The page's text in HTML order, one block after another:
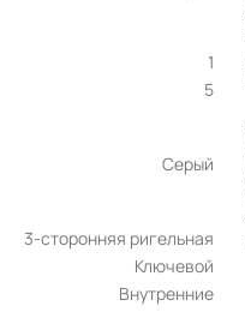
1
5
Серый
3-сторонняя ригельная
Ключевой
Внутренние